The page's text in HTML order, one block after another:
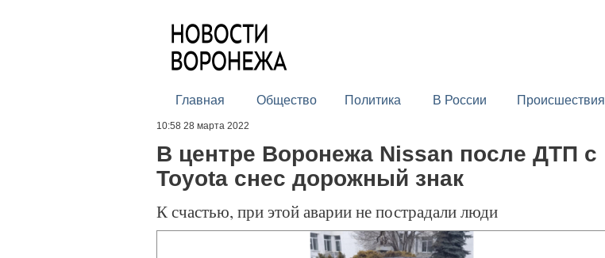
Главная Общество Политика В России Происшествия
10:58 28 марта 2022
В центре Воронежа Nissan после ДТП с
Toyota снес дорожный знак
К счастью, при этой аварии не пострадали люди